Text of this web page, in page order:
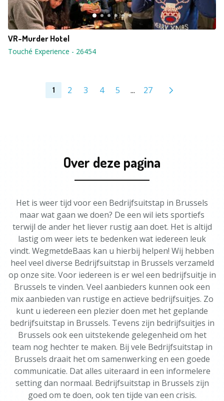
VR-Murder Hotel
Touché Experience - 26454
1 2 3 4 5 ... 27
Over deze pagina
Het is weer tijd voor een Bedrijfsuitstap in Brussels
maar wat gaan we doen? De een wil iets sportiefs
terwijl de ander het liever rustig aan doet. Het is altijd
lastig om weer iets te bedenken wat iedereen leuk
vindt. WegmetdeBaas kan u hierbij helpen! Wij hebben
heel veel diverse Bedrijfsuitstap in Brussels verzameld
op onze site. Voor iedereen is er wel een bedrijfsuitje in
Brussels te vinden. Veel aanbieders kunnen ook een
mix aanbieden van rustige en actieve bedrijfsuitjes. Zo
kunt u iedereen een plezier doen met het geplande
bedrijfsuitstap in Brussels. Tevens zijn bedrijfsuitjes in
Brussels ook een uitstekende gelegenheid om het
team nog hechter te maken. Bij vele Bedrijfsuitstap in
Brussels draait het om samenwerking en een goede
communicatie. Dat alles uiteraard in een informelere
setting dan normaal. Bedrijfsuitstap in Brussels zijn
goed om te doen, ook ten tijde van een crisis.